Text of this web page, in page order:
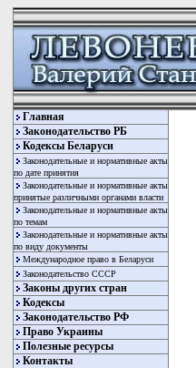
Главная
Законодательство РБ
Кодексы Беларуси
Законодательные и нормативные акты
по дате принятия
Законодательные и нормативные акты
принятые различными органами власти
Законодательные и нормативные акты
по темам
Законодательные и нормативные акты
по виду документы
Международное право в Беларуси
Законодательство СССР
Законы других стран
Кодексы
Законодательство РФ
Право Украины
Полезные ресурсы
Контакты